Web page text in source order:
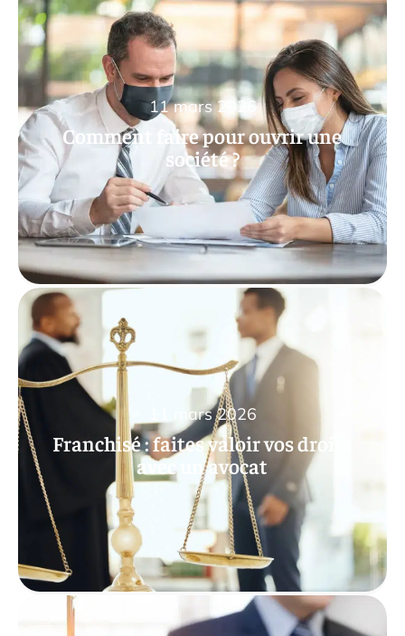
Comment faire pour ouvrir une
société ?
11 mars 2026
Franchisé : faites valoir vos droits
avec un avocat
11 mars 2026